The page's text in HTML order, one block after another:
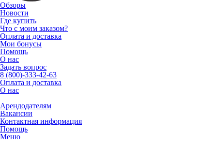
Обзоры
Новости
Где купить
Что с моим заказом?
Оплата и доставка
Мои бонусы
Помощь
О нас
Задать вопрос
8 (800)-333-42-63
Оплата и доставка
О нас
Арендодателям
Вакансии
Контактная информация
Помощь
Меню